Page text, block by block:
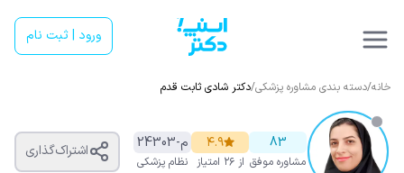
ورود | ثبت نام
خانه/دسته بندی مشاوره پزشکی/دکتر شادی ثابت قدم
83
مشاوره موفق
۴.۹
از ۲۶ امتیاز
م-24303
نظام پزشکی
اشتراک‌گذاری